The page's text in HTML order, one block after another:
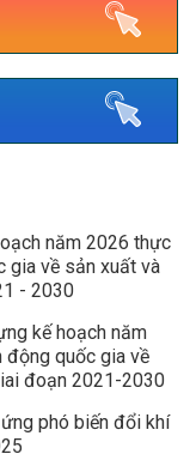
năm 2026 thực
gia về sản xuất và
- 2030
kế hoạch năm
động quốc gia về
đoạn 2021-2030
phó biến đổi khí